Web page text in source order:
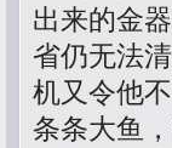
出来的金
省仍无法
机又令他
条条大鱼